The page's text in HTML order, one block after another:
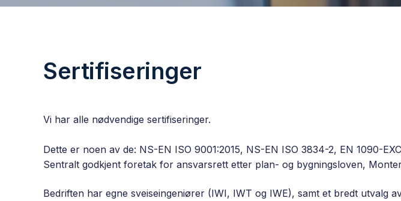
Sertifiseringer
Vi har alle nødvendige sertifiseringer.
Dette er noen av de: NS-EN ISO 9001:2015, NS-EN ISO 3834-2, EN 1090-
Sentralt godkjent foretak for ansvarsrett etter plan- og bygningsloven,
Bedriften har egne sveiseingeniører (IWI, IWT og IWE), samt et bredt utvalg